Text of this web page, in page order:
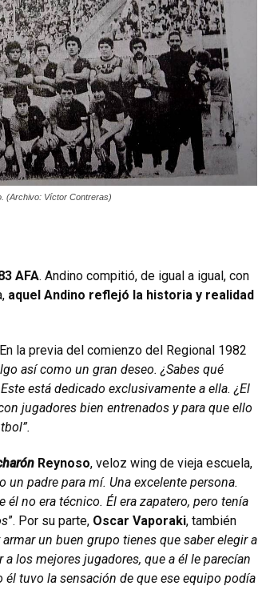
(Archivo: Víctor Contreras)
AFA. Andino compitió, de igual a igual, con
aquel Andino reflejó la historia y realidad
la previa del comienzo del Regional 1982
así como un gran deseo. ¿Sabes qué
está dedicado exclusivamente a ella. ¿El
jugadores bien entrenados y para que ello
Reynoso, veloz wing de vieja escuela,
un padre para mí. Una excelente persona.
no era técnico. Él era zapatero, pero tenía
”. Por su parte, Oscar Vaporaki, también
un buen grupo tienes que saber elegir a
los mejores jugadores, que a él le parecían
tuvo la sensación de que ese equipo podía